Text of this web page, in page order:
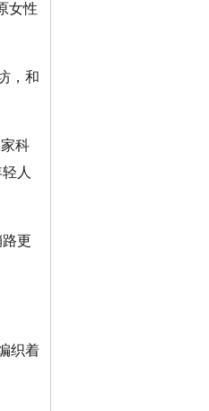
女性
，和
科
人
更
织着